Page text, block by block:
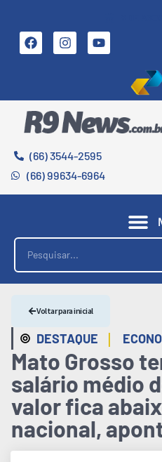
(66) 3544-2595
(66) 99634-6964
DESTAQUE |
Voltar para inicial
Mato Grosso
salário médio
valor fica
nacional,